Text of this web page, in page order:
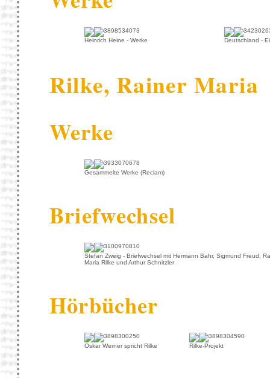
Heinrich Heine - Werke Deutschland -
Rilke, Rainer Maria
Werke
Gesammelte Werke (Reclam)
Briefwechsel
Stefan Zweig - Briefwechsel mit Hermann Bahr, Sigmund Freud,
Maria Rilke und Arthur Schnitzler
Hörbücher
Oskar Werner spricht Rilke Rilke-Projekt